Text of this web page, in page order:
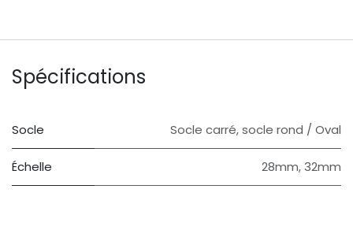
Spécifications
Socle Socle carré,socle rond / Oval
Échelle 28mm,32mm